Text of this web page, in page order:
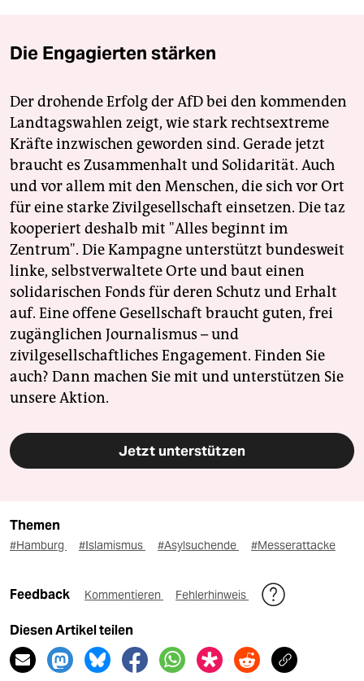
Die Engagierten stärken
Der drohende Erfolg der AfD bei den kommenden
Landtagswahlen zeigt, wie stark rechtsextreme
Kräfte inzwischen geworden sind. Gerade jetzt
braucht es Zusammenhalt und Solidarität. Auch
und vor allem mit den Menschen, die sich vor Ort
für eine starke Zivilgesellschaft einsetzen. Die taz
kooperiert deshalb mit "Alles beginnt im
Zentrum". Die Kampagne unterstützt bundesweit
linke, selbstverwaltete Orte und baut einen
solidarischen Fonds für deren Schutz und Erhalt
auf. Eine offene Gesellschaft braucht guten, frei
zugänglichen Journalismus – und
zivilgesellschaftliches Engagement. Finden Sie
auch? Dann machen Sie mit und unterstützen Sie
unsere Aktion.
Jetzt unterstützen
Themen
#Hamburg #Islamismus #Asylsuchende #Messerattacke
Feedback Kommentieren Fehlerhinweis
Diesen Artikel teilen